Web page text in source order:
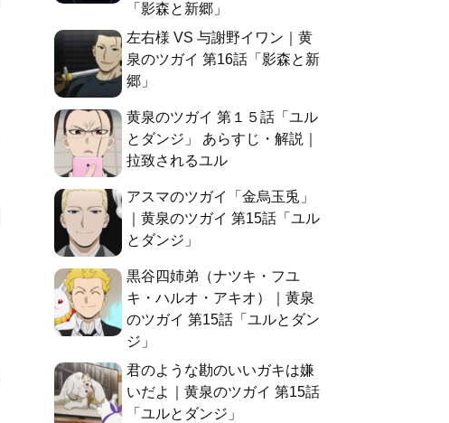
「影森と新郷」
左右様 VS 与謝野イワン｜黄
泉のツガイ 第16話「影森と新
郷」
黄泉のツガイ 第１５話「ユル
とダンジ」 あらすじ・解説｜
拉致されるユル
アスマのツガイ「金烏玉兎」
｜黄泉のツガイ 第15話「ユル
とダンジ」
黒谷四姉弟（ナツキ・フユ
キ・ハルオ・アキオ）｜黄泉
のツガイ 第15話「ユルとダン
ジ」
君のような勘のいいガキは嫌
いだよ｜黄泉のツガイ 第15話
「ユルとダンジ」